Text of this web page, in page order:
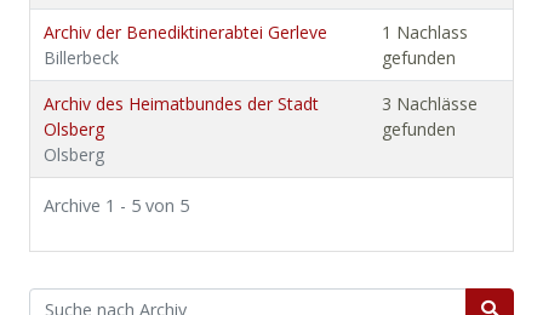
Archiv der Benediktinerabtei Gerleve
Billerbeck
1 Nachlass
gefunden
Archiv des Heimatbundes der Stadt
Olsberg
Olsberg
3 Nachlässe
gefunden
Archive 1 - 5 von 5